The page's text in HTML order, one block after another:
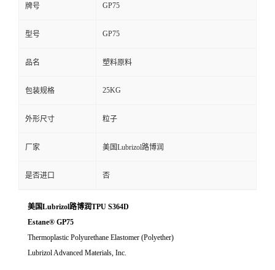
牌号 GP75
型号 GP75
品名 塑料原料
包装规格 25KG
外形尺寸 粒子
厂家 美国Lubrizol路博润
是否进口 否
美国Lubrizol路博润TPU S364D
Estane® GP75
Thermoplastic Polyurethane Elastomer (Polyether)
Lubrizol Advanced Materials, Inc.